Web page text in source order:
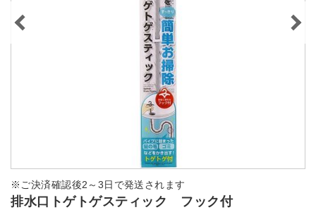
※ご決済確認後2～3日で発送されます
排水口トゲトゲスティック フック付